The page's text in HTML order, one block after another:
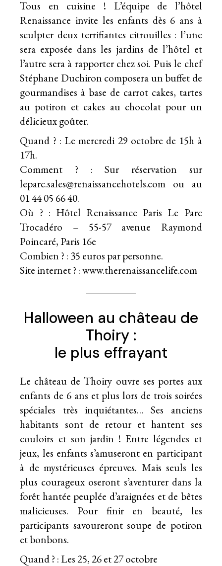
Tous en cuisine ! L’équipe de l’hôtel
Renaissance invite les enfants dès 6 ans à
sculpter deux terrifiantes citrouilles : l’une
sera exposée dans les jardins de l’hôtel et
l’autre sera à rapporter chez soi. Puis le chef
Stéphane Duchiron composera un buffet de
gourmandises à base de carrot cakes, tartes
au potiron et cakes au chocolat pour un
délicieux goûter.
Quand ? : Le mercredi 29 octobre de 15h à
17h.
Comment ? : Sur réservation sur
leparc.sales@renaissancehotels.com ou au
01 44 05 66 40.
Où ? : Hôtel Renaissance Paris Le Parc
Trocadéro – 55-57 avenue Raymond
Poincaré, Paris 16e
Combien ? : 35 euros par personne.
Site internet ? : www.therenaissancelife.com
Halloween au château de
Thoiry :
le plus effrayant
Le château de Thoiry ouvre ses portes aux
enfants de 6 ans et plus lors de trois soirées
spéciales très inquiétantes… Ses anciens
habitants sont de retour et hantent ses
couloirs et son jardin ! Entre légendes et
jeux, les enfants s’amuseront en participant
à de mystérieuses épreuves. Mais seuls les
plus courageux oseront s’aventurer dans la
forêt hantée peuplée d’araignées et de bêtes
malicieuses. Pour finir en beauté, les
participants savoureront soupe de potiron
et bonbons.
Quand ? : Les 25, 26 et 27 octobre